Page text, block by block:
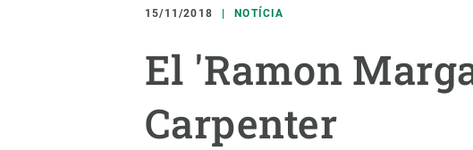
15/11/2018 NOTÍCIA
El 'Ramon
Carpenter
responsive
Responsive
menu
SOBRE NOSALTRES
Organització institucional Biodiversitat
Funcionament dels ecosistemes